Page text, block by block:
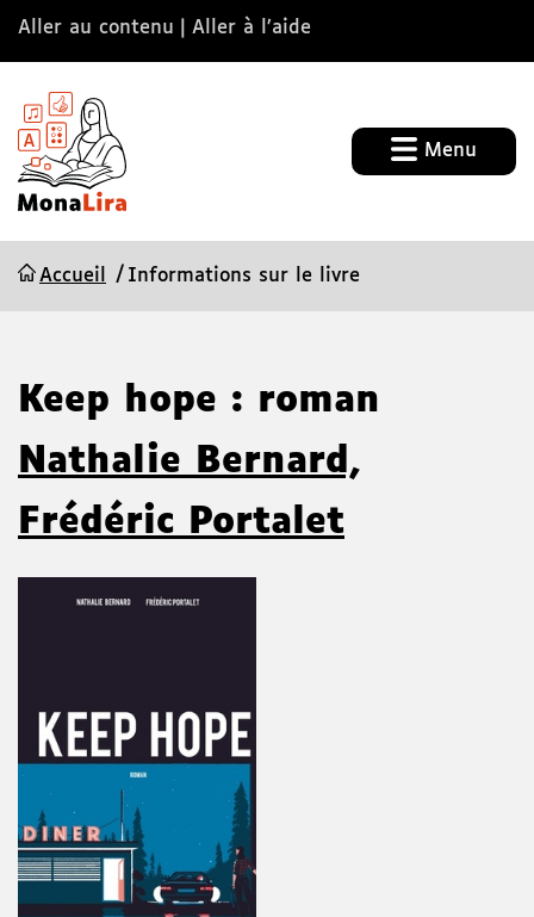
Aller au contenu Aller à l’aide
Menu
Accueil Informations sur le livre
Keep hope : roman
Nathalie Bernard,
Frédéric Portalet